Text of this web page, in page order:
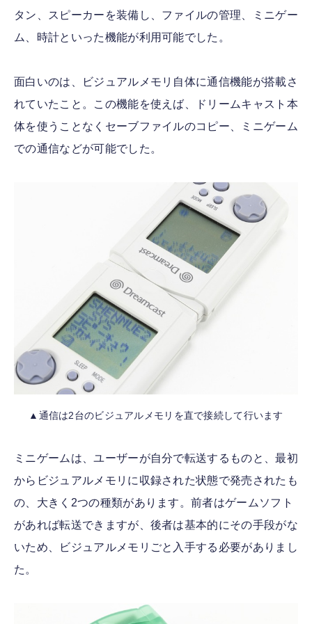
タン、スピーカーを装備し、ファイルの管理、ミニゲー
ム、時計といった機能が利用可能でした。
面白いのは、ビジュアルメモリ自体に通信機能が搭載さ
れていたこと。この機能を使えば、ドリームキャスト本
体を使うことなくセーブファイルのコピー、ミニゲーム
での通信などが可能でした。
▲通信は2台のビジュアルメモリを直で接続して行います
ミニゲームは、ユーザーが自分で転送するものと、最初
からビジュアルメモリに収録された状態で発売されたも
の、大きく2つの種類があります。前者はゲームソフト
があれば転送できますが、後者は基本的にその手段がな
いため、ビジュアルメモリごと入手する必要がありまし
た。